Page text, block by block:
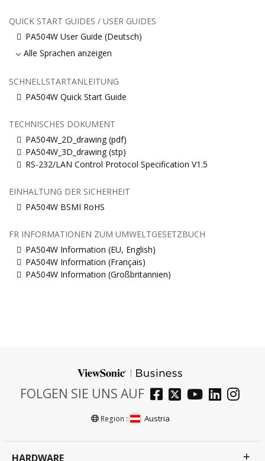
QUICK START GUIDES / USER GUIDES
PA504W User Guide (Deutsch)
Alle Sprachen anzeigen
SCHNELLSTARTANLEITUNG
PA504W Quick Start Guide
TECHNISCHES DOKUMENT
PA504W_2D_drawing (pdf)
PA504W_3D_drawing (stp)
RS-232/LAN Control Protocol Specification V1.5
EINHALTUNG DER SICHERHEIT
PA504W BSMI RoHS
FR INFORMATIONEN ZUM UMWELTGESETZBUCH
PA504W Information (EU, English)
PA504W Information (Français)
PA504W Information (Großbritannien)
FOLGEN SIE UNS AUF
Region : Austria
HARDWARE